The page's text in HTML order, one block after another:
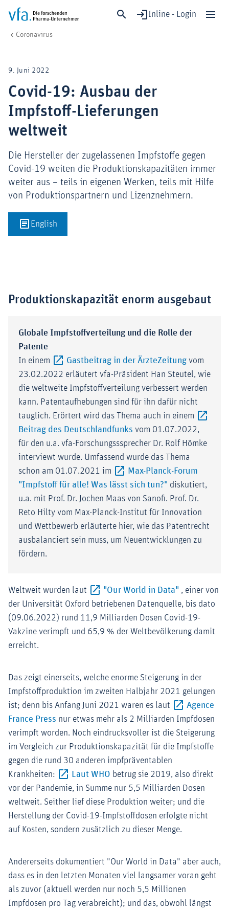
Inline - Login
Forschung & Entwicklung
Gesundheit & Versorgung
Wirtschaft & Standort
Digitalisierung & KI
Verband & Mitglieder
Mitglied werden!
Coronavirus
9. Juni 2022
Covid-19: Ausbau der
Impfstoff-Lieferungen
weltweit
Die Hersteller der zugelassenen Impfstoffe gegen
Covid-19 weiten die Produktionskapazitäten immer
weiter aus – teils in eigenen Werken, teils mit Hilfe
von Produktionspartnern und Lizenznehmern.
English
Produktionskapazität enorm ausgebaut
Globale Impfstoffverteilung und die Rolle der
Patente
In einem
Gastbeitrag in der ÄrzteZeitung Externer-
vom
23.02.2022 erläutert vfa-Präsident Han Steutel, wie
die weltweite Impfstoffverteilung verbessert werden
kann. Patentaufhebungen sind für ihn dafür nicht
tauglich. Erörtert wird das Thema auch in einem
Beitrag des Deutschlandfunks Externer-Link (Öffnet im
vom 01.07.2022,
für den u.a. vfa-Forschungsssprecher Dr. Rolf Hömke
interviewt wurde. Umfassend wurde das Thema
schon am 01.07.2021 im
Max-Planck-Forum
"Impfstoff für alle! Was lässt sich tun?" Externer-Link
diskutiert,
u.a. mit Prof. Dr. Jochen Maas von Sanofi. Prof. Dr.
Reto Hilty vom Max-Planck-Institut für Innovation
und Wettbewerb erläuterte hier, wie das Patentrecht
ausbalanciert sein muss, um Neuentwicklungen zu
fördern.
Weltweit wurden laut "Our World in Data" Externer-
, einer von
der Universität Oxford betriebenen Datenquelle, bis dato
(09.06.2022) rund 11,9 Milliarden Dosen Covid-19-
Vakzine verimpft und 65,9 % der Weltbevölkerung damit
erreicht.
Das zeigt einerseits, welche enorme Steigerung in der
Impfstoffproduktion im zweiten Halbjahr 2021 gelungen
ist; denn bis Anfang Juni 2021 waren es laut
Agence
France Press Externer-Link (Öffnet im neuen Fenster)
nur etwas mehr als 2 Milliarden Impfdosen
verimpft worden. Noch eindrucksvoller ist die Steigerung
im Vergleich zur Produktionskapazität für die Impfstoffe
gegen die rund 30 anderen impfpräventablen
Krankheiten:
Laut WHO Externer-Link (Öffnet im neuen
betrug sie 2019, also direkt
vor der Pandemie, in Summe nur 5,5 Milliarden Dosen
weltweit. Seither lief diese Produktion weiter; und die
Herstellung der Covid-19-Impfstoffdosen erfolgte nicht
auf Kosten, sondern zusätzlich zu dieser Menge.
Andererseits dokumentiert "Our World in Data" aber auch,
dass es in den letzten Monaten viel langsamer voran geht
als zuvor (aktuell werden nur noch 5,5 Millionen
Impfdosen pro Tag verabreicht); und das, obwohl längst